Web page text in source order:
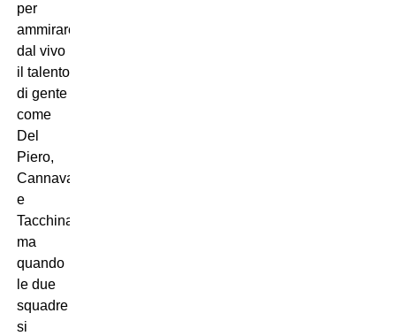
per
ammirare
dal vivo
il talento
di gente
come
Del
Piero,
Cannavaro
e
Tacchinardi,
ma
quando
le due
squadre
si